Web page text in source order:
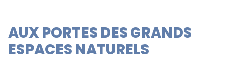
AUX PORTES DES GRANDS
ESPACES NATURELS